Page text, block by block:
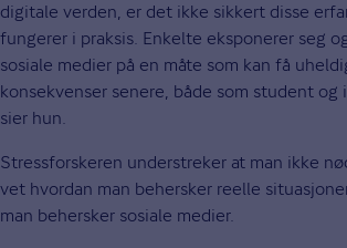
digitale verden, er det ikke sikkert disse
fungerer i praksis. Enkelte eksponerer seg
sosiale medier på en måte som kan få
konsekvenser senere, både som student og
sier hun.
Stressforskeren understreker at man ikke
vet hvordan man behersker reelle
man behersker sosiale medier.